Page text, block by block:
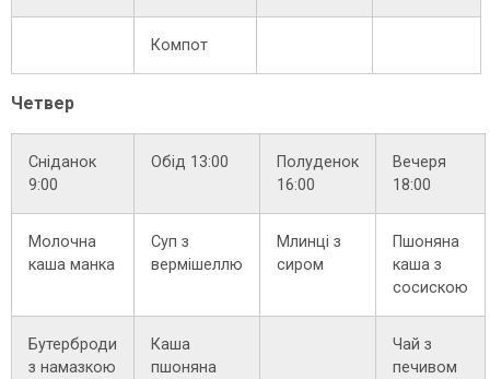
Компот
Четвер
Сніданок
9:00
Обід 13:00
Полуденок
16:00
Вечеря
18:00
Молочна
каша манка
Суп з
вермішеллю
Млинці з
сиром
Пшоняна
каша з
сосискою
Бутерброди
з намазкою
Каша
пшоняна
Чай з
печивом